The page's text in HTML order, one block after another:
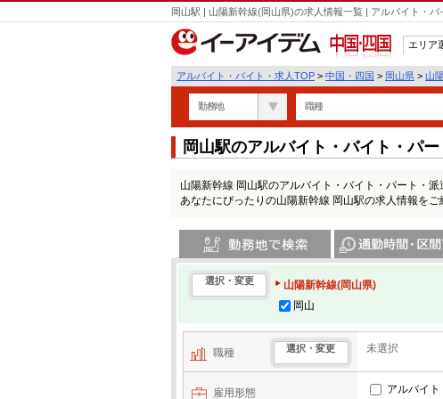
岡山駅 | 山陽新幹線(岡山県)の求人情報一覧 | アルバイト・
中国・四国
エリア
アルバイト・バイト・求人TOP > 中国・四国 > 岡山県 > 山
勤務地 職種
岡山駅のアルバイト・バイト・パ
山陽新幹線 岡山駅のアルバイト・バイト・パート・
あなたにぴったりの山陽新幹線 岡山駅の求人情報をご
選択・変更
山陽新幹線(岡山県)
岡山
職種 選択・変更 未選択
雇用形態 アルバイト